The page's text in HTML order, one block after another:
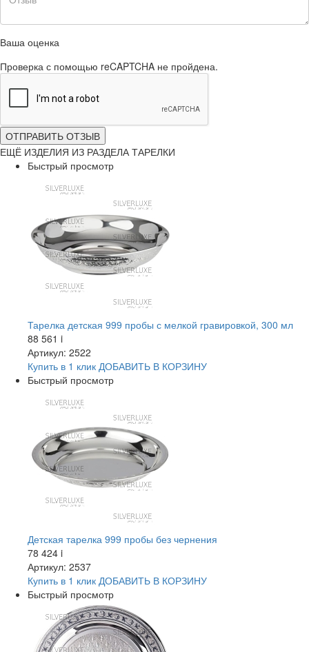
Ваша оценка
Проверка с помощью reCAPTCHA не пройдена.
ОТПРАВИТЬ ОТЗЫВ
ЕЩЁ ИЗДЕЛИЯ ИЗ РАЗДЕЛА ТАРЕЛКИ
Быстрый просмотр
Тарелка детская 999 пробы с мелкой гравировкой, 300 мл
88 561 i
Артикул: 2522
Купить в 1 клик ДОБАВИТЬ В КОРЗИНУ
Быстрый просмотр
Детская тарелка 999 пробы без чернения
78 424 i
Артикул: 2537
Купить в 1 клик ДОБАВИТЬ В КОРЗИНУ
Быстрый просмотр